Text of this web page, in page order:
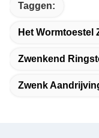
Taggen:
Het Wormtoestel
Zwenkend
Zwenk